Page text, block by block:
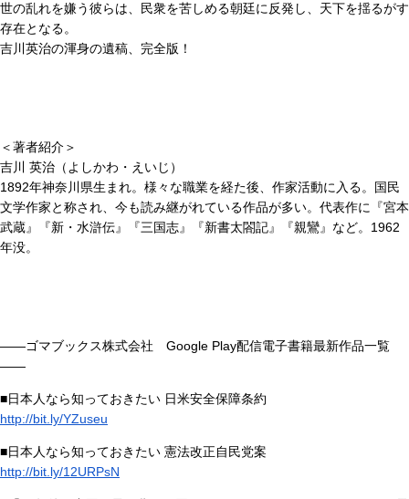
世の乱れを嫌う彼らは、民衆を苦しめる朝廷に反発し、天下を揺るがす
存在となる。
吉川英治の渾身の遺稿、完全版！
＜著者紹介＞
吉川 英治（よしかわ・えいじ）
1892年神奈川県生まれ。様々な職業を経た後、作家活動に入る。国民
文学作家と称され、今も読み継がれている作品が多い。代表作に『宮本
武蔵』『新・水滸伝』『三国志』『新書太閤記』『親鸞』など。1962
年没。
――ゴマブックス株式会社 Google Play配信電子書籍最新作品一覧
――
■日本人なら知っておきたい 日米安全保障条約
http://bit.ly/YZuseu
■日本人なら知っておきたい 憲法改正自民党案
http://bit.ly/12URPsN